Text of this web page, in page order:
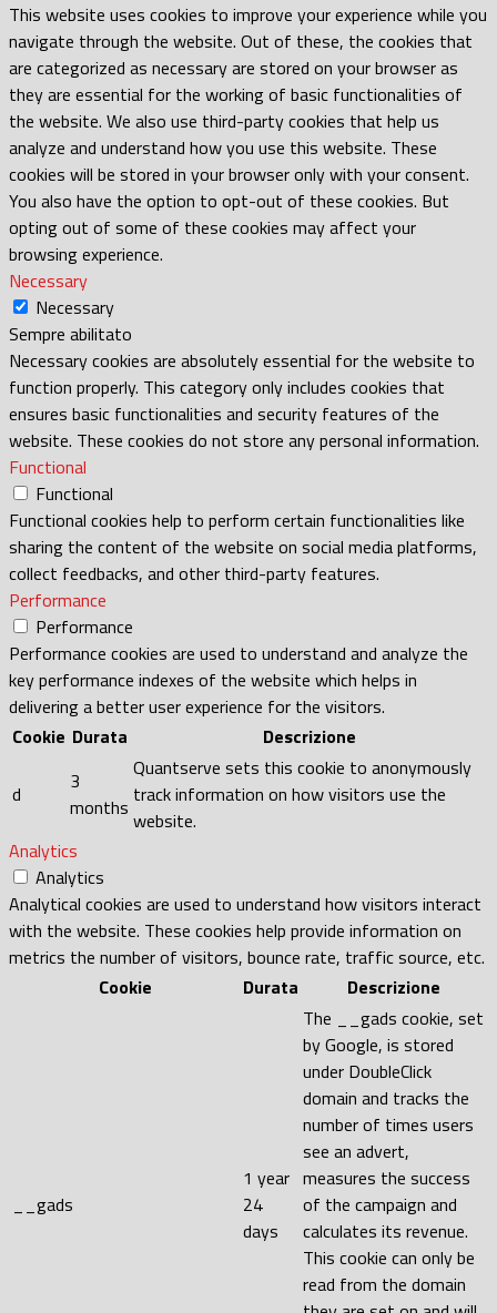
This website uses cookies to improve your experience while you
navigate through the website. Out of these, the cookies that
are categorized as necessary are stored on your browser as
they are essential for the working of basic functionalities of
the website. We also use third-party cookies that help us
analyze and understand how you use this website. These
cookies will be stored in your browser only with your consent.
You also have the option to opt-out of these cookies. But
opting out of some of these cookies may affect your
browsing experience.
Necessary
Necessary
Sempre abilitato
Necessary cookies are absolutely essential for the website to
function properly. This category only includes cookies that
ensures basic functionalities and security features of the
website. These cookies do not store any personal information.
Functional
Functional
Functional cookies help to perform certain functionalities like
sharing the content of the website on social media platforms,
collect feedbacks, and other third-party features.
Performance
Performance
Performance cookies are used to understand and analyze the
key performance indexes of the website which helps in
delivering a better user experience for the visitors.
Cookie Durata Descrizione
d
3
months
Quantserve sets this cookie to anonymously
track information on how visitors use the
website.
Analytics
Analytics
Analytical cookies are used to understand how visitors interact
with the website. These cookies help provide information on
metrics the number of visitors, bounce rate, traffic source, etc.
Cookie
Durata Descrizione
__gads
1 year
24
days
The __gads cookie, set
by Google, is stored
under DoubleClick
domain and tracks the
number of times users
see an advert,
measures the success
of the campaign and
calculates its revenue.
This cookie can only be
read from the domain